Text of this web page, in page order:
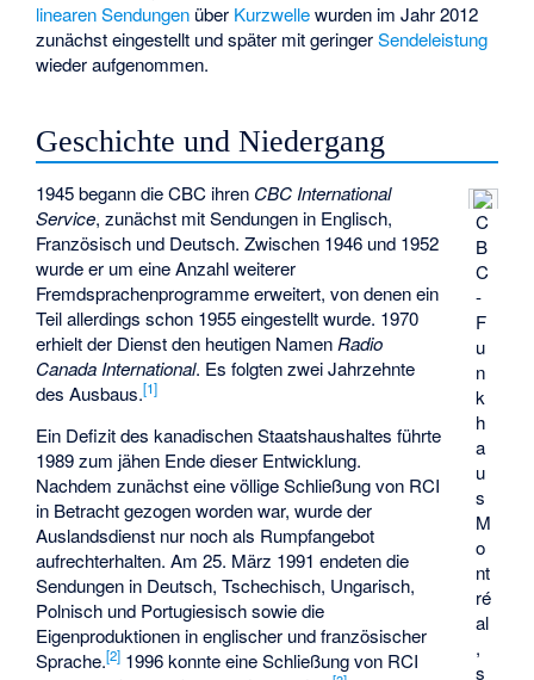
linearen Sendungen über Kurzwellewurden im Jahr 2012
zunächst eingestellt und später mit geringerSendeleistung
wieder aufgenommen.
Geschichte und Niedergang
C
B
C
-
F
u
n
k
h
a
u
s
M
o
nt
ré
al
,
s
1945 begann die CBC ihren CBC International
Service, zunächst mit Sendungen in Englisch,
Französisch und Deutsch. Zwischen 1946 und 1952
wurde er um eine Anzahl weiterer
Fremdsprachenprogramme erweitert, von denen ein
Teil allerdings schon 1955 eingestellt wurde. 1970
erhielt der Dienst den heutigen Namen Radio
Canada International. Es folgten zwei Jahrzehnte
des Ausbaus.[1]
Ein Defizit des kanadischen Staatshaushaltes führte
1989 zum jähen Ende dieser Entwicklung.
Nachdem zunächst eine völlige Schließung von RCI
in Betracht gezogen worden war, wurde der
Auslandsdienst nur noch als Rumpfangebot
aufrechterhalten. Am 25. März 1991 endeten die
Sendungen in Deutsch, Tschechisch, Ungarisch,
Polnisch und Portugiesisch sowie die
Eigenproduktionen in englischer und französischer
Sprache.[2] 1996 konnte eine Schließung von RCI